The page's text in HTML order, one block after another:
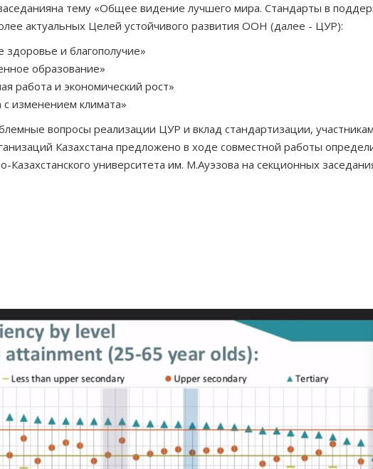
тему «Общее видение лучшего мира. Стандарты в
актуальных Целей устойчивого развития ООН (далее - ЦУР):
и благополучие»
образование»
работа и экономический рост»
изменением климата»
вопросы реализации ЦУР и вклад стандартизации,
Казахстана предложено в ходе совместной работы
университета им. М.Ауэзова на секционных